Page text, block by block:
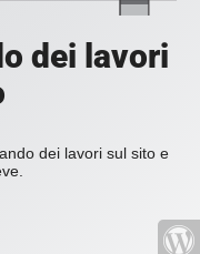
dei lavori
dei lavori sul sito e